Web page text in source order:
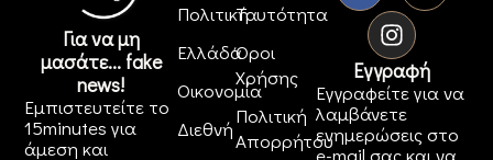
Για να μη
μασάτε... fake
news!
Εμπιστευτείτε το
15minutes για
άμεση και
Πολιτική
Ελλάδα
Οικονομία
Διεθνή
Ταυτότητα
Όροι
Χρήσης
Πολιτική
Απορρήτου
Εγγραφή
Εγγραφείτε για να
λαμβάνετε
ενημερώσεις στο